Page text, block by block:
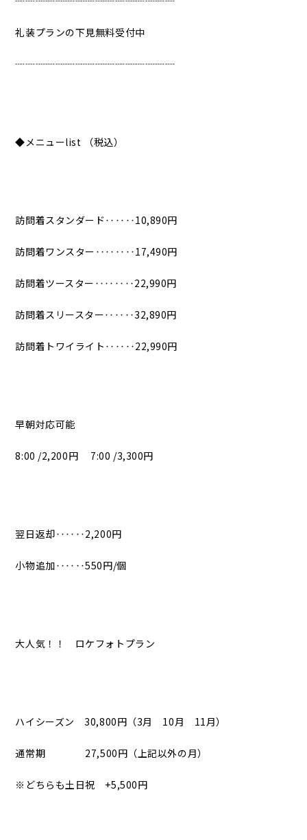
礼装プランの下見無料受付中
┈┈┈┈┈┈┈┈┈┈┈┈┈┈┈┈
◆メニューlist （税込）
訪問着スタンダード‥‥‥10,890円
訪問着ワンスター‥‥‥‥17,490円
訪問着ツースター‥‥‥‥22,990円
訪問着スリースター‥‥‥32,890円
訪問着トワイライト‥‥‥22,990円
早朝対応可能
8:00 /2,200円 7:00 /3,300円
翌日返却‥‥‥2,200円
小物追加‥‥‥550円/個
大人気！！ ロケフォトプラン
ハイシーズン 30,800円（3月 10月 11月）
通常期 27,500円（上記以外の月）
※どちらも土日祝 +5,500円